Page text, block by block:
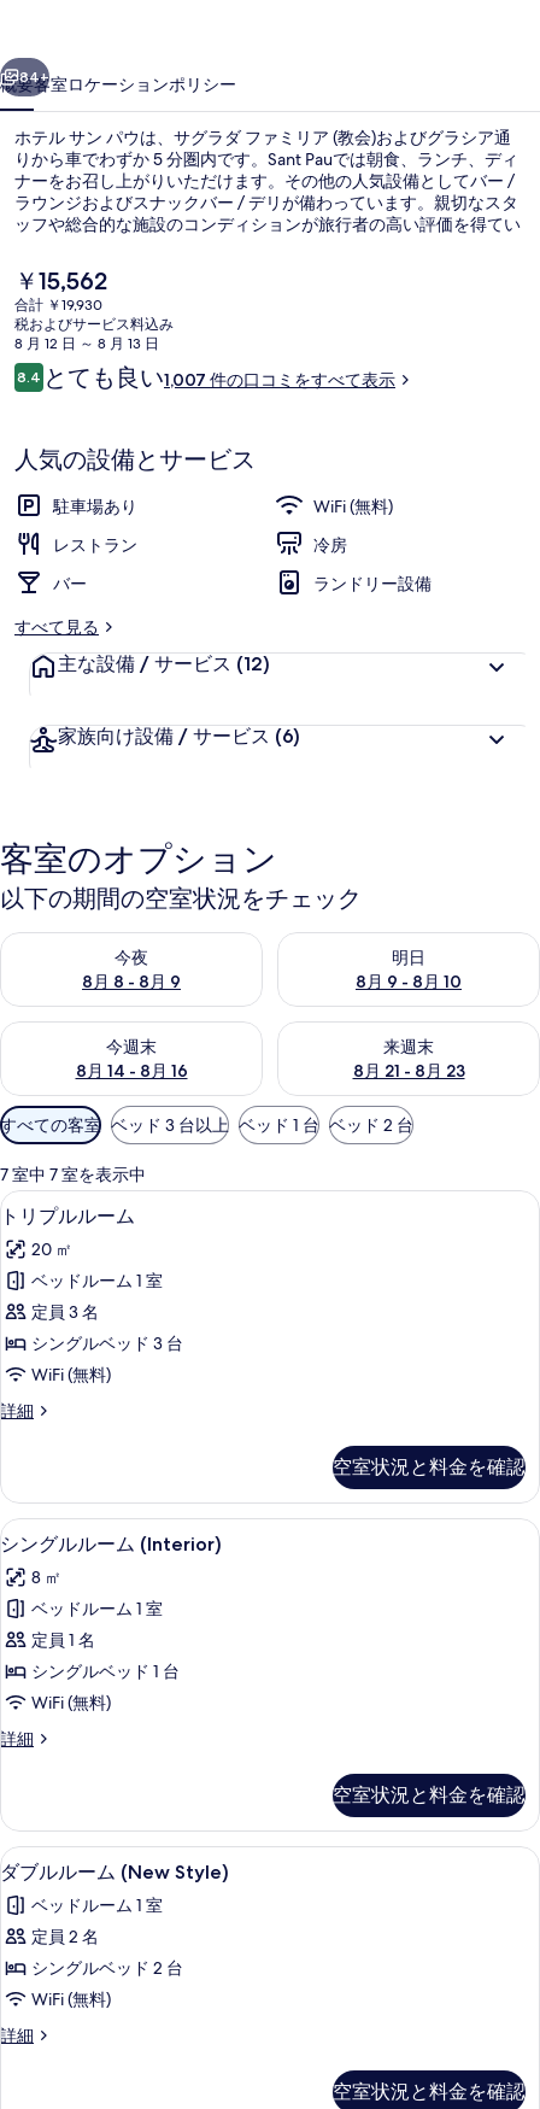
の
写
真
ギ
ャ
ラ
リ
ー
次へ
84+
概要客室ロケーションポリシー
ホテル サン パウは、サグラダ ファミリア (教会)およびグラシア通
りから車でわずか 5 分圏内です。Sant Pauでは朝食、ランチ、ディ
ナーをお召し上がりいただけます。その他の人気設備としてバー /
ラウンジおよびスナックバー / デリが備わっています。親切なスタ
ッフや総合的な施設のコンディションが旅行者の高い評価を得てい
す。地下鉄 ギナルド - ホスピタル サン パウ駅までは 4 分、地下鉄
カム デ ラルパ駅までは 5 分です。
現
在
の
料
金
は
す
￥15,562
合計 ￥19,930
税およびサービス料込み
8 月 12 日 ～ 8 月 13 日
口
コ
8.410段階中8.4
とても良い1,007 件の口コミをすべて表示
人気の設備とサービス
駐車場あり
WiFi (無料)
レストラン
冷房
バー
ランドリー設備
すべて見る
主な設備 / サービス (12)
家族向け設備 / サービス (6)
客室のオプション
以下の期間の空室状況をチェック
今夜
8月 8 - 8月 9
今夜 8月 8 - 8月 9 の空室状況をチェック
明日
8月 9 - 8月 10
明日 8月 9 - 8月 10 の空室状
今週末
8月 14 - 8月 16
今週末 8月 14 - 8月 16 の空室状況をチェック
来週末
8月 21 - 8月 23
来週末 8月 21 - 8月 23 の空室
利
用
可
能
な
客
室
の
り
込
み
すべての客室 ベッド 3 台以上 ベッド 1 台 ベッド 2 台
7 室中 7 室を表示中
ト
リ
プ
ル
ル
ー
の
べ
て
の
写
真
を
表
示
す
トリプルルーム | デスク、WiFi (無料)
4
トリプルルーム
20 ㎡
ベッドルーム 1 室
定員 3 名
シングルベッド 3 台
WiFi (無料)
詳細
ト
ル
ー
ム
詳
細
空室状況と料金を確認
シ
ン
グ
ル
ル
ー
(Interior)
す
べ
て
の
写
真
を
表
シングルルーム (Interior) | デスク、
3
シングルルーム (Interior)
8 ㎡
ベッドルーム 1 室
定員 1 名
シングルベッド 1 台
WiFi (無料)
詳細
シ
ル
ー
ム
(Interior)
の
詳
空室状況と料金を確認
ダ
ブ
ル
ル
ー
(New
ダブルルーム (New Style) | デスク、
4
ダブルルーム (New Style)
ベッドルーム 1 室
定員 2 名
シングルベッド 2 台
WiFi (無料)
詳細
ダ
空室状況と料金を確認